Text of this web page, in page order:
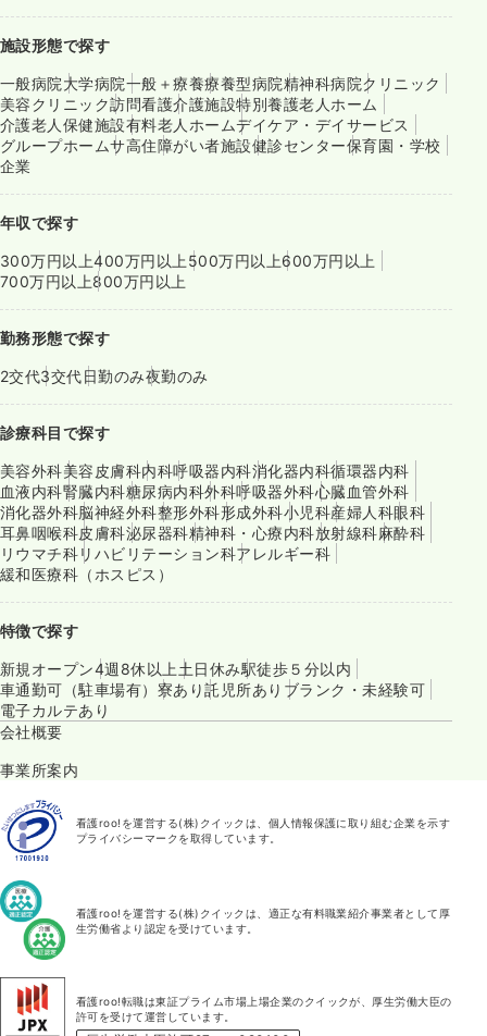
施設形態で探す
一般病院大学病院一般＋療養療養型病院精神科病院クリニック
美容クリニック訪問看護介護施設特別養護老人ホーム
介護老人保健施設有料老人ホームデイケア・デイサービス
グループホームサ高住障がい者施設健診センター保育園・学校
企業
年収で探す
300万円以上400万円以上 500万円以上600万円以上
700万円以上800万円以上
勤務形態で探す
2交代3交代日勤のみ夜勤のみ
診療科目で探す
美容外科美容皮膚科内科呼吸器内科消化器内科循環器内科
血液内科腎臓内科糖尿病内科外科呼吸器外科心臓血管外科
消化器外科脳神経外科整形外科形成外科小児科産婦人科眼科
耳鼻咽喉科皮膚科泌尿器科精神科・心療内科放射線科麻酔科
リウマチ科リハビリテーション科アレルギー科
緩和医療科（ホスピス）
特徴で探す
新規オープン4週8休以上 土日休み駅徒歩５分以内
車通勤可（駐車場有） 寮あり託児所あり ブランク・未経験可
電子カルテあり
会社概要
事業所案内
看護roo!を運営する(株)クイックは、個人情報保護に取り組む企業を示す
プライバシーマークを取得しています。
看護roo!を運営する(株)クイックは、適正な有料職業紹介事業者として厚
生労働省より認定を受けています。
看護roo!転職は東証プライム市場上場企業のクイックが、厚生労働大臣の
許可を受けて運営しています。